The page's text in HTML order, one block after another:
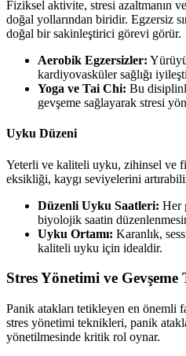
Fiziksel aktivite, stresi azaltmanın
doğal yollarından biridir. Egzersiz
doğal bir sakinleştirici görevi görür.
Aerobik Egzersizler:
kardiyovasküler sağlığı
Yoga ve Tai Chi: Bu
gevşeme sağlayarak stresi
Uyku Düzeni
Yeterli ve kaliteli uyku, zihinsel ve
eksikliği, kaygı seviyelerini
Düzenli Uyku Saatleri: Her
biyolojik saatin
Uyku Ortamı: Karanlık,
kaliteli uyku için idealdir.
Stres Yönetimi ve
Panik atakları tetikleyen en önemli
stres yönetimi teknikleri, panik
yönetilmesinde kritik rol oynar.